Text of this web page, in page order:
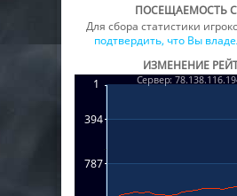
ПОСЕЩАЕМОСТЬ
Для сбора статистики
подтвердить, что Вы
ИЗМЕНЕНИЕ